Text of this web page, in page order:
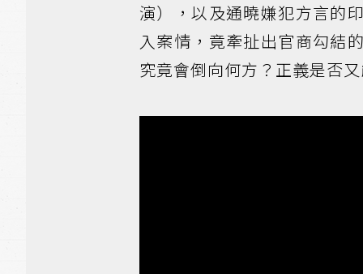
演），以及通曉嫌犯方言的
入案情，竟牽扯出官商勾結
究竟會倒向何方？正義是否